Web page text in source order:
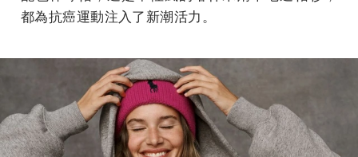
都為抗癌運動注入了新潮活力。